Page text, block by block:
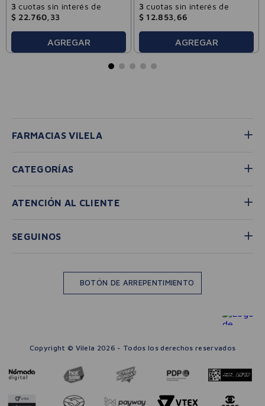
＋
3cuotas sin interés de
$ 22.760 33
AGREGAR
3cuotas sin interés de
$ 12.853 66
AGREGAR
FARMACIAS VILELA
CATEGORÍAS
ATENCIÓN AL CLIENTE
SEGUINOS
BOTÓN DE ARREPENTIMIENTO
Copyright © Vilela 2026 - Todos los derechos reservados